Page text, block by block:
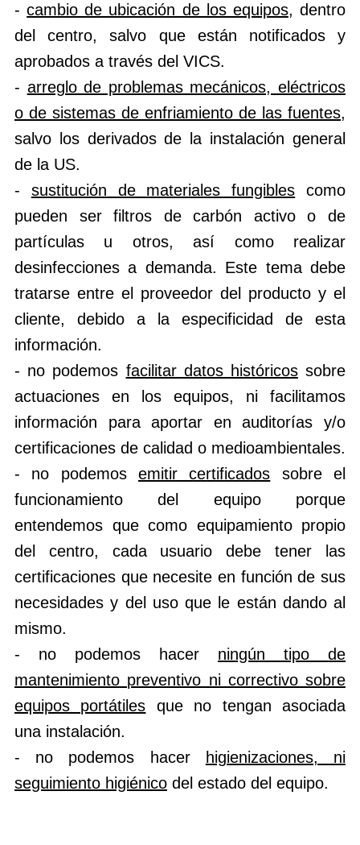
-cambio de ubicación de los equipos, dentro
del centro, salvo que están notificados y
aprobados a través del VICS.
- arreglo de problemas mecánicos, eléctricos
o de sistemas de enfriamiento de las fuentes,
salvo los derivados de la instalación general
de la US.
- sustitución de materiales fungibles como
pueden ser filtros de carbón activo o de
partículas u otros, así como realizar
desinfecciones a demanda. Este tema debe
tratarse entre el proveedor del producto y el
cliente, debido a la especificidad de esta
información.
- no podemos facilitar datos históricossobre
actuaciones en los equipos, ni facilitamos
información para aportar en auditorías y/o
certificaciones de calidad o medioambientales.
- no podemos emitir certificados sobre el
funcionamiento del equipo porque
entendemos que como equipamiento propio
del centro, cada usuario debe tener las
certificaciones que necesite en función de sus
necesidades y del uso que le están dando al
mismo.
- no podemos hacer ningún tipo de
mantenimiento preventivo ni correctivo sobre
equipos portátiles que no tengan asociada
una instalación.
- no podemos hacer
higienizaciones, ni
seguimiento higiénico del estado del equipo.